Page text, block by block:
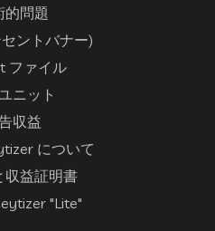
的問題
ントバナー)
ファイル
ニット
収益
について
収益証明書
"Lite"